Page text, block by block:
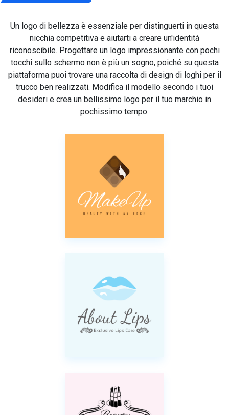
Un logo di bellezza è essenziale per distinguerti in questa
nicchia competitiva e aiutarti a creare un'identità
riconoscibile. Progettare un logo impressionante con pochi
tocchi sullo schermo non è più un sogno, poiché su questa
piattaforma puoi trovare una raccolta di design di loghi per il
trucco ben realizzati. Modifica il modello secondo i tuoi
desideri e crea un bellissimo logo per il tuo marchio in
pochissimo tempo.